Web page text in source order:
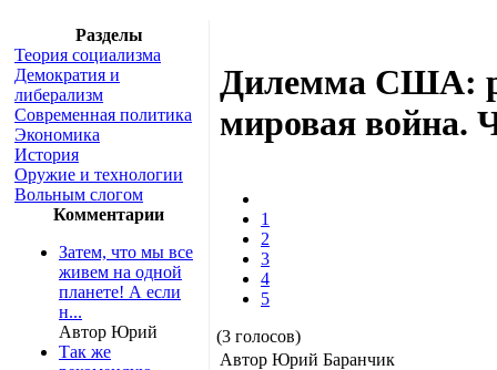
Разделы
Теория социализма
Демократия и
либерализм
Современная политика
Экономика
История
Оружие и технологии
Вольным слогом
Комментарии
Затем, что мы все
живем на одной
планете! А если
н...
Автор Юрий
Так же
Дилемма США:
мировая война.
1
2
3
4
5
(3 голосов)
Автор Юрий Баранчик